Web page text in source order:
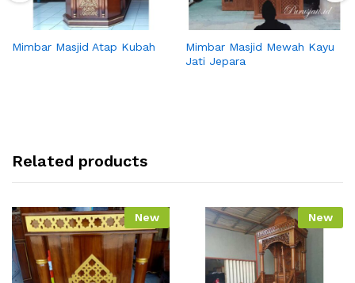
Mimbar Masjid Atap Kubah
Mimbar Masjid Mewah Kayu
Jati Jepara
Related products
New New